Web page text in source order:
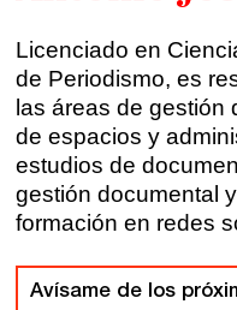
Valencia
Alicante
Murcia
Málaga
Bilbao
Intensivos de
Recreativa 26
El taller de
Cursos
Curso integral de
Licenciado en
de Periodismo, es
las áreas de gestión
de espacios y
estudios de
gestión documental
formación en redes
Avísame de los